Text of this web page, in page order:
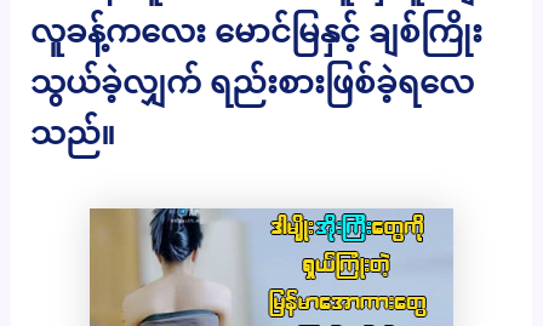
လူခန့်ကလေး မောင်မြနှင့် ချစ်ကြိုး
သွယ်ခဲ့လျှက် ရည်းစားဖြစ်ခဲ့ရလေ
သည်။